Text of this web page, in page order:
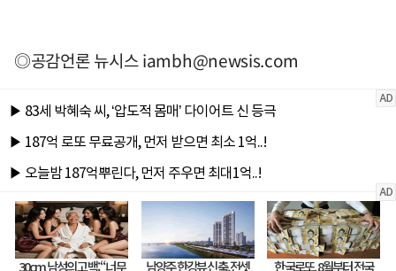
◎공감언론 뉴시스iambh@newsis.com